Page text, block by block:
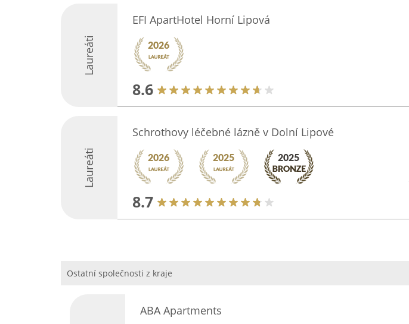
Laureáti
EFI ApartHotel Horní Lipová
8.6
Laureáti
Schrothovy léčebné lázně v Dolní Lipové
8.7
Ostatní společnosti z kraje
ABA Apartments